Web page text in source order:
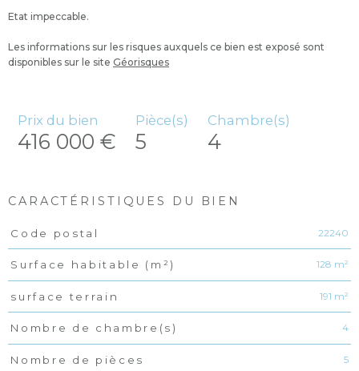
Etat impeccable.
Les informations sur les risques auxquels ce bien est exposé sont
disponibles sur le site Géorisques
Prix du bien
416 000 €
Pièce(s)
5
Chambre(s)
4
CARACTÉRISTIQUES DU BIEN
Caractéristiques Valeurs
Code postal 22240
Surface habitable (m²) 128 m²
surface terrain 191 m²
Nombre de chambre(s) 4
Nombre de pièces 5